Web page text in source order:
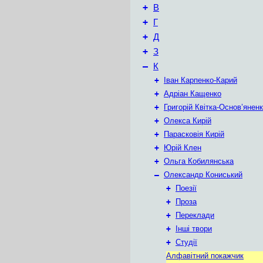
+ В
+ Г
+ Д
+ З
– К
+
Іван Карпенко-Карий
+ Адріан Кащенко
+
Григорій Квітка-
+ Олекса Кирій
+
Парасковія Кирій
+
Юрій Клен
+ Ольга Кобилянська
– Олександр Кониський
+
Поезії
+
Проза
+
Переклади
+
Інші твори
+ Студії
Алфавітний покажчик